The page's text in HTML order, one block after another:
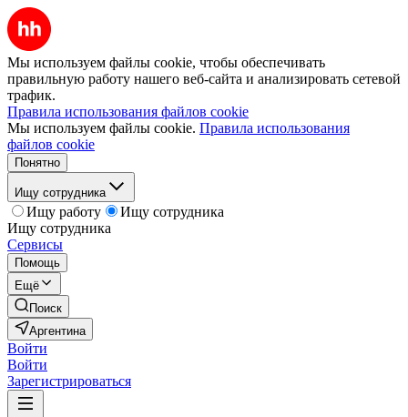
Мы используем файлы cookie, чтобы обеспечивать
правильную работу нашего веб-сайта и анализировать сетевой
трафик.
Правила использования файлов cookie
Мы используем файлы cookie. Правила использования
файлов cookie
Понятно
Ищу сотрудника
Ищу работу
Ищу сотрудника
Ищу сотрудника
Сервисы
Помощь
Ещё
Поиск
Аргентина
Войти
Войти
Зарегистрироваться